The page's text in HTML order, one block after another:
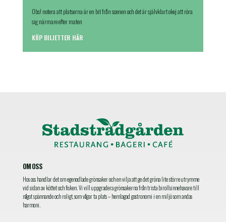
Obs! notera att platserna är en bit från scenen och det är självklart okej att röra
sig närmare efter maten
KÖP BILJETTER HÄR
OM OSS
Hos oss handlar det om egenodlade grönsaker och en vilja att ge det gröna lite större utrymme
vid sidan av köttet och fisken. Vi vill uppgradera grönsakerna från trista birollsinnehavare till
något spännande och roligt, som vågar ta plats – hemlagad gastronomi i en miljö som andas
harmoni.